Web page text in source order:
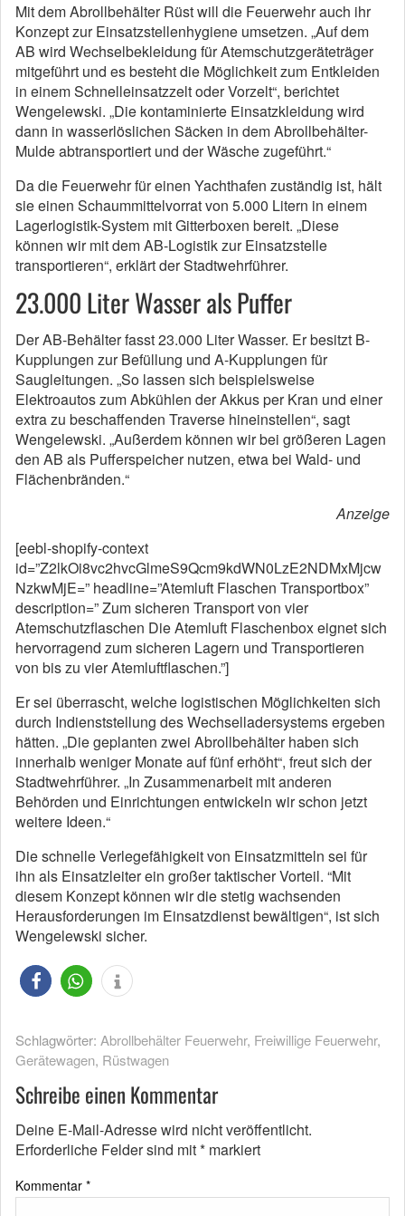
Mit dem Abrollbehälter Rüst will die Feuerwehr auch ihr
Konzept zur Einsatzstellenhygiene umsetzen. „Auf dem
AB wird Wechselbekleidung für Atemschutzgeräteträger
mitgeführt und es besteht die Möglichkeit zum Entkleiden
in einem Schnelleinsatzzelt oder Vorzelt“, berichtet
Wengelewski. „Die kontaminierte Einsatzkleidung wird
dann in wasserlöslichen Säcken in dem Abrollbehälter-
Mulde abtransportiert und der Wäsche zugeführt.“
Da die Feuerwehr für einen Yachthafen zuständig ist, hält
sie einen Schaummittelvorrat von 5.000 Litern in einem
Lagerlogistik-System mit Gitterboxen bereit. „Diese
können wir mit dem AB-Logistik zur Einsatzstelle
transportieren“, erklärt der Stadtwehrführer.
23.000 Liter Wasser als Puffer
Der AB-Behälter fasst 23.000 Liter Wasser. Er besitzt B-
Kupplungen zur Befüllung und A-Kupplungen für
Saugleitungen. „So lassen sich beispielsweise
Elektroautos zum Abkühlen der Akkus per Kran und einer
extra zu beschaffenden Traverse hineinstellen“, sagt
Wengelewski. „Außerdem können wir bei größeren Lagen
den AB als Pufferspeicher nutzen, etwa bei Wald- und
Flächenbränden.“
Anzeige
[eebl-shopify-context
id=”Z2lkOi8vc2hvcGlmeS9Qcm9kdWN0LzE2NDMxMjcw
NzkwMjE=” headline=”Atemluft Flaschen Transportbox”
description=” Zum sicheren Transport von vier
Atemschutzflaschen Die Atemluft Flaschenbox eignet sich
hervorragend zum sicheren Lagern und Transportieren
von bis zu vier Atemluftflaschen.”]
Er sei überrascht, welche logistischen Möglichkeiten sich
durch Indienststellung des Wechselladersystems ergeben
hätten. „Die geplanten zwei Abrollbehälter haben sich
innerhalb weniger Monate auf fünf erhöht“, freut sich der
Stadtwehrführer. „In Zusammenarbeit mit anderen
Behörden und Einrichtungen entwickeln wir schon jetzt
weitere Ideen.“
Die schnelle Verlegefähigkeit von Einsatzmitteln sei für
ihn als Einsatzleiter ein großer taktischer Vorteil. “Mit
diesem Konzept können wir die stetig wachsenden
Herausforderungen im Einsatzdienst bewältigen“, ist sich
Wengelewski sicher.
Schlagwörter: Abrollbehälter Feuerwehr, Freiwillige Feuerwehr,
Gerätewagen, Rüstwagen
Schreibe einen Kommentar
Deine E-Mail-Adresse wird nicht veröffentlicht.
Erforderliche Felder sind mit* markiert
Kommentar *